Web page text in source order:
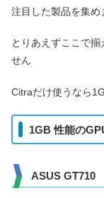
注目した製品を集め
とりあえずここで
せん
Citraだけ使うなら
1GB 性能の
ASUS GT710